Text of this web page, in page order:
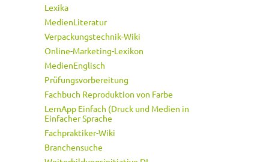
Lexika
MedienLiteratur
Verpackungstechnik-Wiki
Online-Marketing-Lexikon
MedienEnglisch
Prüfungsvorbereitung
Fachbuch Reproduktion von Farbe
LernApp Einfach (Druck und Medien in
Einfacher Sprache
Fachpraktiker-Wiki
Branchensuche